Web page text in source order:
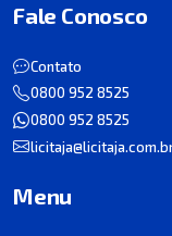
Fale Conosco
Contato
0800 952 8525
0800 952 8525
Menu